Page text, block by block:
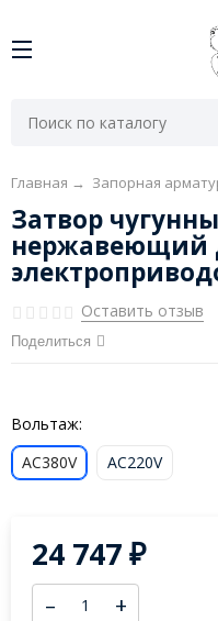
Главная → Запорная
Затвор
нержавеющий
Оставить отзыв
Поделиться
Вольтаж:
AC380V
AC220V
24 747₽
– +